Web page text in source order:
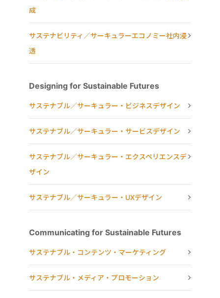
成
サステナビリティ／サーキュラーエコノミー社内浸
透
Designing for Sustainable Futures
サステナブル／サーキュラー・ビジネスデザイン
サステナブル／サーキュラー・サービスデザイン
サステナブル／サーキュラー・エクスペリエンスデ
ザイン
サステナブル／サーキュラー・UXデザイン
Communicating for Sustainable Futures
サステナブル・コンテンツ・マーケティング
サステナブル・メディア・プロモーション